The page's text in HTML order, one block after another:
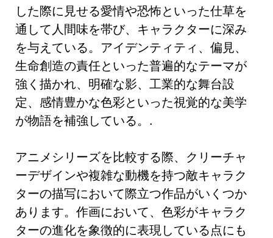
した際に見せる愛情や恐怖といった仕草を
通して人間味を帯び、キャラクターに深み
を与えている。アイデンティティ、偏見、
生命創造の責任といった普遍的なテーマが
強く描かれ、明確な影、工業的な舞台設
定、感情豊かな色彩といった視覚的な美学
が物語を補強している。.
アニメシリーズを比較する際、クリーチャ
ーデザインや複雑な動機を持つ敵キャラク
ターの描写において際立つ作品がいくつか
あります。作画において、色彩がキャラク
ターの進化を象徴的に表現している点にも